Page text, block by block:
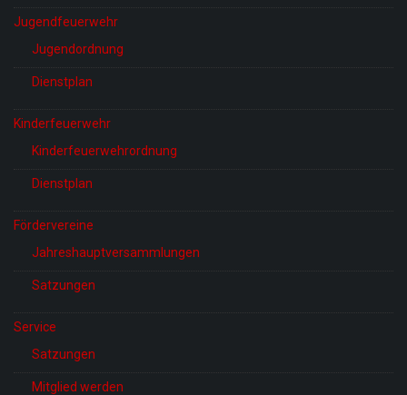
Jugendfeuerwehr
Jugendordnung
Dienstplan
Kinderfeuerwehr
Kinderfeuerwehrordnung
Dienstplan
Fördervereine
Jahreshauptversammlungen
Satzungen
Service
Satzungen
Mitglied werden